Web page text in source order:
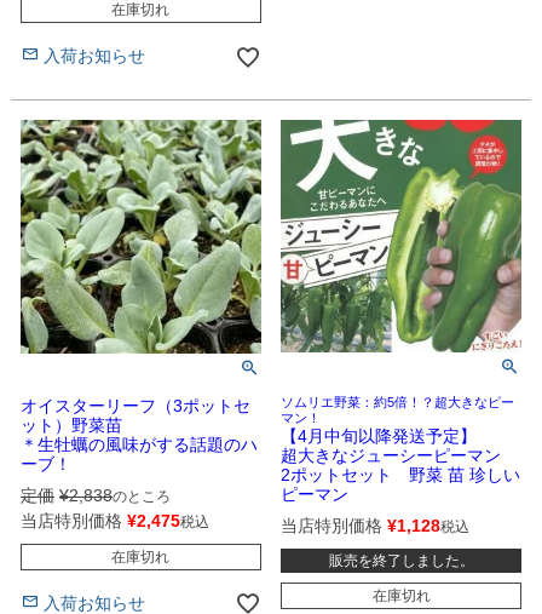
在庫切れ
入荷お知らせ
オイスターリーフ（3ポットセ
ット）野菜苗
＊生牡蠣の風味がする話題のハ
ーブ！
定価 ¥2,838のところ
当店特別価格 ¥2,475税込
在庫切れ
入荷お知らせ
ソムリエ野菜：約5倍！？超大きなピー
マン！
【4月中旬以降発送予定】
超大きなジューシーピーマン
2ポットセット 野菜 苗 珍しい
ピーマン
当店特別価格 ¥1,128税込
販売を終了しました。
在庫切れ